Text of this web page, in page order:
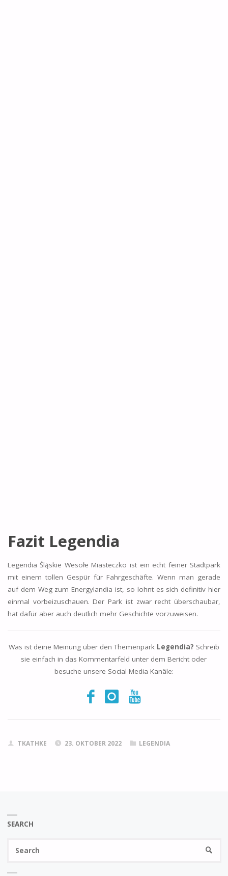
Fazit Legendia
Legendia Śląskie Wesołe Miasteczko ist ein echt feiner Stadtpark
mit einem tollen Gespür für Fahrgeschäfte. Wenn man gerade
auf dem Weg zum Energylandia ist, so lohnt es sich definitiv hier
einmal vorbeizuschauen. Der Park ist zwar recht überschaubar,
hat dafür aber auch deutlich mehr Geschichte vorzuweisen.
Was ist deine Meinung über den Themenpark Legendia? Schreib
sie einfach in das Kommentarfeld unter dem Bericht oder
besuche unsere Social Media Kanäle:
TKATHKE 23. OKTOBER 2022 LEGENDIA
SEARCH